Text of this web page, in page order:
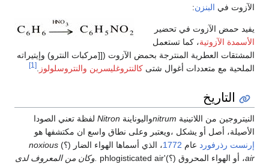
الآزوت في البنزن:
يفيد حمض الآزوت في تحضير
الأسمدة الآزوتية، كما تستعمل
المشتقات العطرية المنترجة بحمض الآزوت ([[مركبات النترو) وإيتيراته
الملحية مع متعددات أغوال شتى كالنتروغليسرين والنتروسلولوز [1]
التاريخ
النيتروجين من اللاتينية nitrumواليوناينة Nitron لفظة تعني الصودا
الأصيلة، أصل أو يشكل ،ويعتبر وعلى نطاق واسع ان مكتشفها هو
إرنست رذرفورد عام 1772، الذي أسماها الهواء الضار (؟) noxious
air، أو الهواء المحروق (؟)'phlogisticated air
.وكان من المعروف لدى